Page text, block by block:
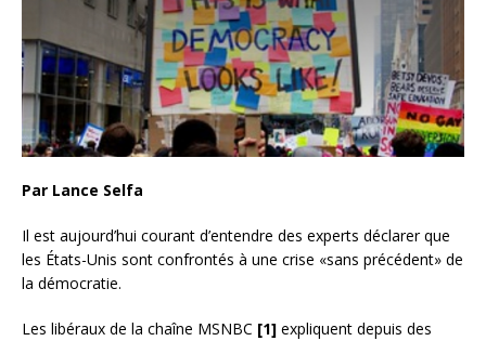
Par Lance Selfa
Il est aujourd’hui courant d’entendre des experts déclarer que
les États-Unis sont confrontés à une crise «sans précédent» de
la démocratie.
Les libéraux de la chaîne MSNBC [1] expliquent depuis des